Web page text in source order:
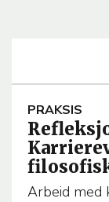
A
R
T
I
C
PRAKSIS
Arbeid med